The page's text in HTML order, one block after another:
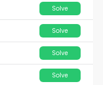
Solve
Solve
Solve
Solve